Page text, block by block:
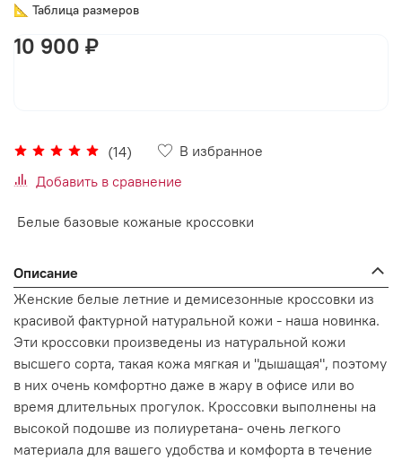
(14)
В избранное
Добавить в сравнение
📐 Таблица размеров
10 900 ₽
Белые базовые кожаные кроссовки
Описание
Женские белые летние и демисезонные кроссовки из
красивой фактурной натуральной кожи - наша новинка.
Эти кроссовки произведены из натуральной кожи
высшего сорта, такая кожа мягкая и "дышащая", поэтому
в них очень комфортно даже в жару в офисе или во
время длительных прогулок. Кроссовки выполнены на
высокой подошве из полиуретана- очень легкого
материала для вашего удобства и комфорта в течение